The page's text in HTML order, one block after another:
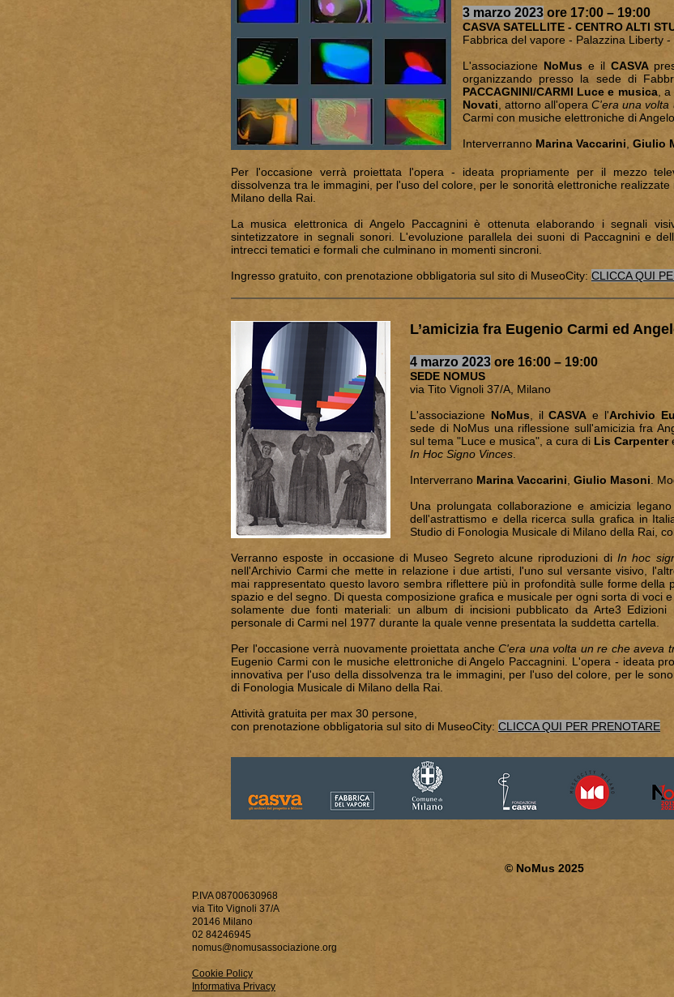
3 marzo 2023 ore 17:00 – 19:00
CASVA SATELLITE - CENTRO ALTI
Fabbrica del vapore - Palazzina Liberty -
L'associazione NoMuse il CASVA
organizzando presso la sede di
PACCAGNINI/CARMI Luce e musica, a
Novati , attorno all'operaC'era una volta
Carmi con musiche elettroniche di
Interverranno Marina Vaccarini Giulio
Per l'occasione verrà proiettata l'opera - ideata propriamente per il mezzo
dissolvenza tra le immagini, per l'uso del colore, per le sonorità elettroniche
Milano della Rai.
La musica elettronica di Angelo Paccagnini è ottenuta elaborando i segnali
sintetizzatore in segnali sonori. L'evoluzione parallela dei suoni di Paccagnini e
intrecci tematici e formali che culminano in momenti sincroni.
Ingresso gratuito, con prenotazione obbligatoria sul sito di MuseoCity: CLICCA QUI
L’amicizia fra Eugenio Carmi ed
4 marzo 2023 ore 16:00 – 19:00
SEDE NOMUS
via Tito Vignoli 37/A, Milano
L'associazione NoMus , ilCASVA e l'Archivio
sede di NoMus una riflessione sull'amicizia fra
sul tema "Luce e musica", a cura di Lis Carpenter
In Hoc Signo Vinces
Interverrano Marina Vaccarini Giulio Masoni .
Una prolungata collaborazione e amicizia
dell'astrattismo e della ricerca sulla grafica in
Studio di Fonologia Musicale di Milano della Rai,
Verranno esposte in occasione di Museo Segreto alcune riproduzioni di In hoc
nell'Archivio Carmi che mette in relazione i due artisti, l'uno sul versante visivo,
mai rappresentato questo lavoro sembra riflettere più in profondità sulle forme della
spazio e del segno. Di questa composizione grafica e musicale per ogni sorta di voci
solamente due fonti materiali: un album di incisioni pubblicato da Arte3
personale di Carmi nel 1977 durante la quale venne presentata la suddetta cartella.
Per l'occasione verrà nuovamente proiettata anche C'era una volta un re che aveva
Eugenio Carmi con le musiche elettroniche di Angelo Paccagnini. L'opera - ideata
innovativa per l'uso della dissolvenza tra le immagini, per l'uso del colore, per le
di Fonologia Musicale di Milano della Rai.
Attività gratuita per max 30 persone,
con prenotazione obbligatoria sul sito di MuseoCity: CLICCA QUI PER PRENOTARE
© NoMus 2025
P.IVA 08700630968
via Tito Vignoli 37/A
20146 Milano
02 84246945
nomus@nomusassociazione.org
Cookie Policy
Informativa Privacy